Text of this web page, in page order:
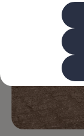
Отзыв